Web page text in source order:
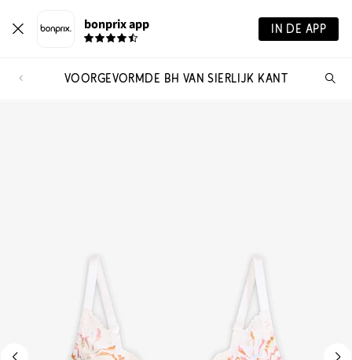
bonprix app IN DE APP
VOORGEVORMDE BH VAN SIERLIJK KANT